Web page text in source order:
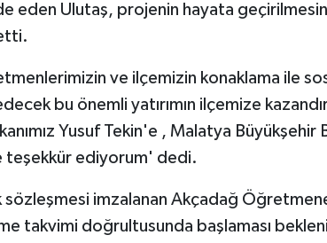
eden Ulutaş, projenin hayata
ve ilçemizin konaklama ile
bu önemli yatırımın ilçemize
Yusuf Tekin'e , Malatya Büyükşehir
teşekkür ediyorum' dedi.
sözleşmesi imzalanan Akçadağ
takvimi doğrultusunda başlaması